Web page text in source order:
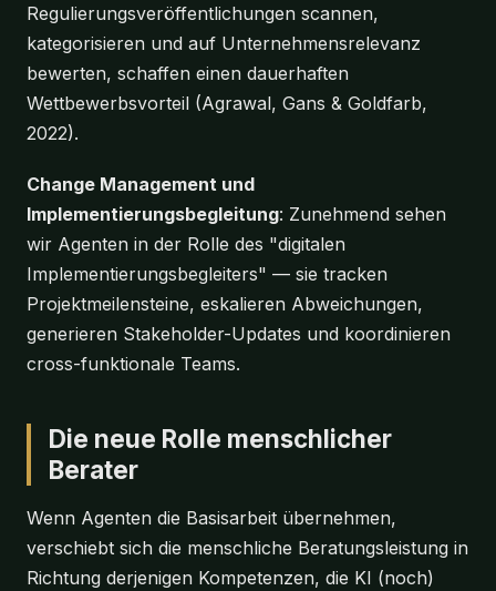
Regulierungsveröffentlichungen scannen,
kategorisieren und auf Unternehmensrelevanz
bewerten, schaffen einen dauerhaften
Wettbewerbsvorteil (Agrawal, Gans & Goldfarb,
2022).
Change Management und
Implementierungsbegleitung: Zunehmend sehen
wir Agenten in der Rolle des "digitalen
Implementierungsbegleiters" — sie tracken
Projektmeilensteine, eskalieren Abweichungen,
generieren Stakeholder-Updates und koordinieren
cross-funktionale Teams.
Die neue Rolle menschlicher
Berater
Wenn Agenten die Basisarbeit übernehmen,
verschiebt sich die menschliche Beratungsleistung in
Richtung derjenigen Kompetenzen, die KI (noch)